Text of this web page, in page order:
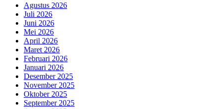
Agustus 2026
Juli 2026
Juni 2026
Mei 2026
April 2026
Maret 2026
Februari 2026
Januari 2026
Desember 2025
November 2025
Oktober 2025
September 2025